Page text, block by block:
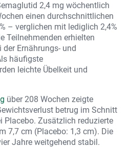
2,4 mg wöchentlich
einen durchschnittlichen
– verglichen mit lediglich 2,4%
Teilnehmenden erhielten
Ernährungs- und
häufigste
leichte Übelkeit und
über 208 Wochen zeigte
betrug im Schnitt
Placebo. Zusätzlich reduzierte
7,7 cm (Placebo: 1,3 cm). Die
Jahre weitgehend stabil.